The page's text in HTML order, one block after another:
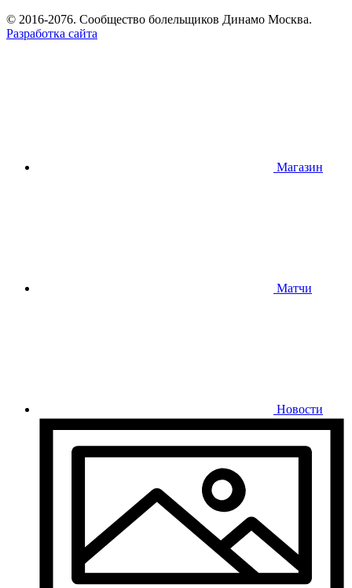
© 2016-2076. Сообщество болельщиков Динамо Москва.
Разработка сайта
Магазин
Матчи
Новости